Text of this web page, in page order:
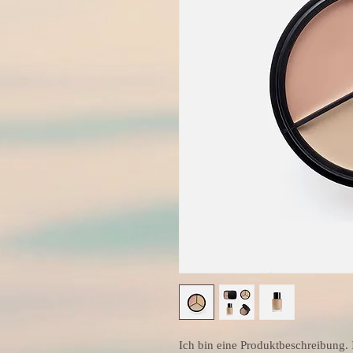
Ich bin eine